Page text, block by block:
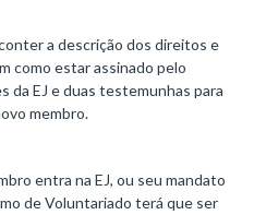
a descrição dos direitos e
como estar assinado pelo
da EJ e duas testemunhas para
membro.
entra na EJ, ou seu mandato
de Voluntariado terá que ser